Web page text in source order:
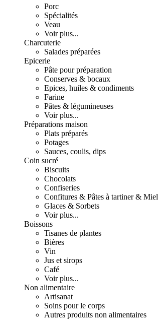
Porc
Spécialités
Veau
Voir plus...
Charcuterie
Salades préparées
Epicerie
Pâte pour préparation
Conserves & bocaux
Epices, huiles & condiments
Farine
Pâtes & légumineuses
Voir plus...
Préparations maison
Plats préparés
Potages
Sauces, coulis, dips
Coin sucré
Biscuits
Chocolats
Confiseries
Confitures & Pâtes à tartiner & Miel
Glaces & Sorbets
Voir plus...
Boissons
Tisanes de plantes
Bières
Vin
Jus et sirops
Café
Voir plus...
Non alimentaire
Artisanat
Soins pour le corps
Autres produits non alimentaires